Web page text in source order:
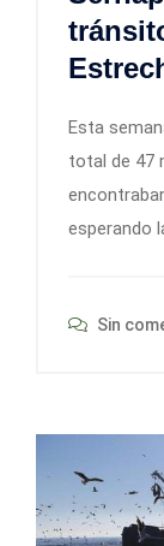
Esta
total de 47
esperando
Sin